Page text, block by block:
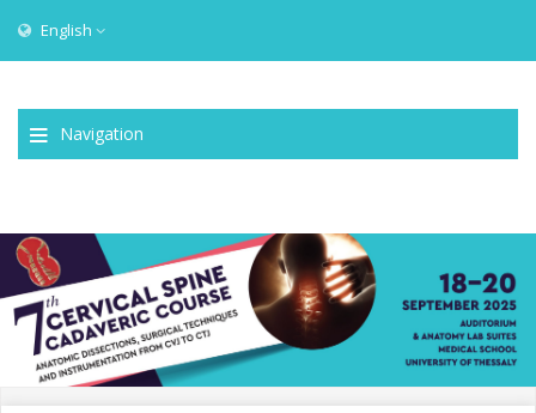
English
Navigation